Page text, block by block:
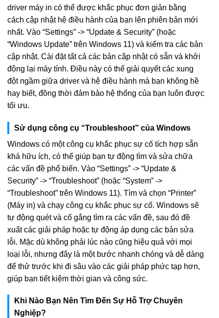
driver máy in có thể được khắc phục đơn giản bằng
cách cập nhật hệ điều hành của bạn lên phiên bản mới
nhất. Vào “Settings” -> “Update & Security” (hoặc
“Windows Update” trên Windows 11) và kiểm tra các bản
cập nhật. Cài đặt tất cả các bản cập nhật có sẵn và khởi
động lại máy tính. Điều này có thể giải quyết các xung
đột ngầm giữa driver và hệ điều hành mà bạn không hề
hay biết, đồng thời đảm bảo hệ thống của bạn luôn được
tối ưu.
Sử dụng công cụ “Troubleshoot” của Windows
Windows có một công cụ khắc phục sự cố tích hợp sẵn
khá hữu ích, có thể giúp bạn tự động tìm và sửa chữa
các vấn đề phổ biến. Vào “Settings” -> “Update &
Security” -> “Troubleshoot” (hoặc “System” ->
“Troubleshoot” trên Windows 11). Tìm và chọn “Printer”
(Máy in) và chạy công cụ khắc phục sự cố. Windows sẽ
tự động quét và cố gắng tìm ra các vấn đề, sau đó đề
xuất các giải pháp hoặc tự động áp dụng các bản sửa
lỗi. Mặc dù không phải lúc nào cũng hiệu quả với mọi
loại lỗi, nhưng đây là một bước nhanh chóng và dễ dàng
để thử trước khi đi sâu vào các giải pháp phức tạp hơn,
giúp bạn tiết kiệm thời gian và công sức.
Khi Nào Bạn Nên Tìm Đến Sự Hỗ Trợ Chuyên
Nghiệp?